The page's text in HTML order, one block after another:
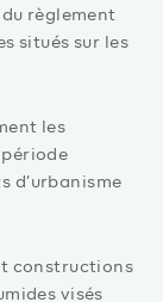
règlement
situés sur les
les
d’urbanisme
constructions
visés